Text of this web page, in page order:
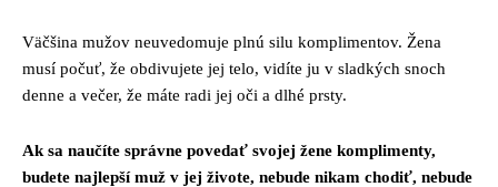
Väčšina mužov neuvedomuje plnú silu komplimentov. Žena
musí počuť, že obdivujete jej telo, vidíte ju v sladkých snoch
denne a večer, že máte radi jej oči a dlhé prsty.
Ak sa naučíte správne povedať svojej žene komplimenty,
budete najlepší muž v jej živote, nebude nikam chodiť, nebude